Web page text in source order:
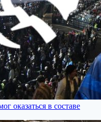
оказаться в составе